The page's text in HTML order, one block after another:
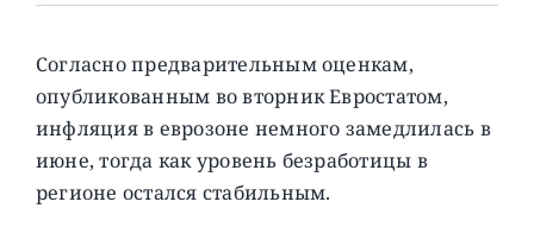
Согласно предварительным оценкам,
опубликованным во вторник Евростатом,
инфляция в еврозоне немного замедлилась в
июне, тогда как уровень безработицы в
регионе остался стабильным.